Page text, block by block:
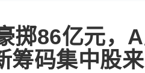
掷86亿元，
筹码集中股